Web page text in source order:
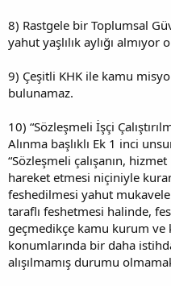
8) Rastgele bir Toplumsal
yahut yaşlılık aylığı almıyor
9) Çeşitli KHK ile kamu
bulunamaz.
10) “Sözleşmeli İşçi
Alınma başlıklı Ek 1 inci
“Sözleşmeli çalışanın,
hareket etmesi niçiniyle
feshedilmesi yahut
taraflı feshetmesi halinde,
geçmedikçe kamu kurum ve
konumlarında bir daha
alışılmamış durumu